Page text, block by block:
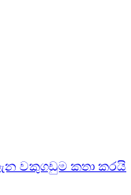
වකුගඩුම කතා කරයි